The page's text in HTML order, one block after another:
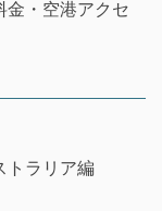
金・空港アクセ
トラリア編